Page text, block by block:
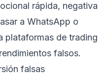
rápida, negativa
a WhatsApp o
plataformas de trading
falsos.
falsas